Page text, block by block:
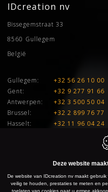
IDcreation nv
Bissegemstraat 33
8560 Gullegem
België
Gullegem:
+32 56 26 10 00
Gent:
+32 9 277 91 66
Antwerpen:
+32 3 500 50 04
Brussel:
+32 2 899 76 77
Hasselt:
+32 11 96 04 24
BE 0460.241.343
IDcreation 2026 Cookie policy
Deze website
De website van IDcreation nv maakt
veilig te houden, prestaties te meten en
toelaten van cookies gaat u ermee